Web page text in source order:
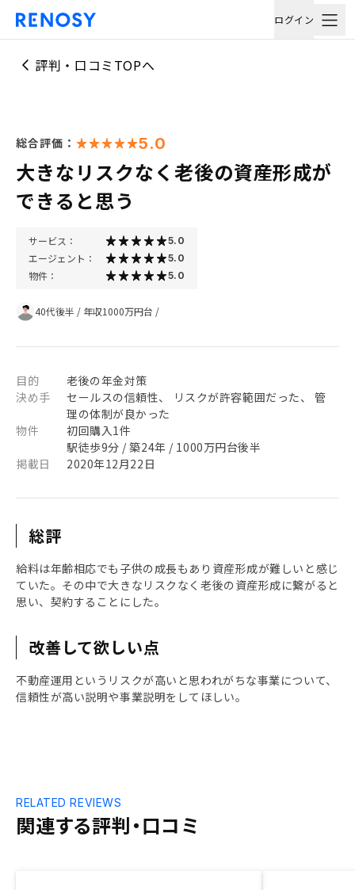
ログイン
評判・口コミTOPへ
総合評価： 5.0
大きなリスクなく老後の資産形成が
できると思う
サービス： 5.0
エージェント： 5.0
物件： 5.0
40代後半 / 年収1000万円台 /
目的
老後の年金対策
決め手
セールスの信頼性、 リスクが許容範囲だった、 管
理の体制が良かった
物件
初回購入1件
駅徒歩9分 / 築24年 / 1000万円台後半
掲載日
2020年12月22日
総評
給料は年齢相応でも子供の成長もあり資産形成が難しいと感じ
ていた。その中で大きなリスクなく老後の資産形成に繋がると
思い、契約することにした。
改善して欲しい点
不動産運用というリスクが高いと思われがちな事業について、
信頼性が高い説明や事業説明をしてほしい。
関連する評判・口コミ
RELATED REVIEWS